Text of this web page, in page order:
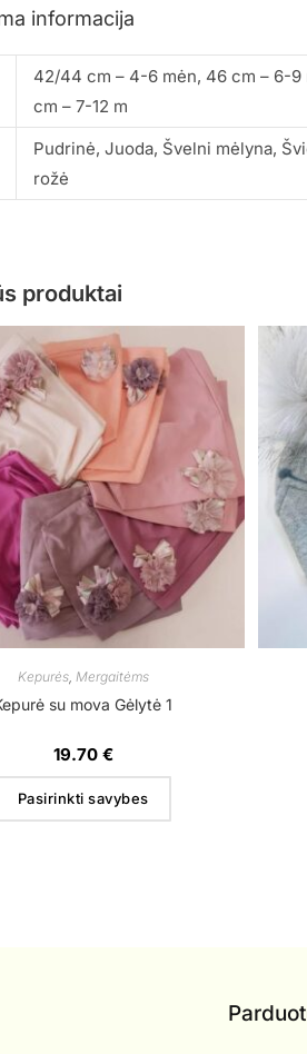
informacija
42/44 cm – 4-6 mėn, 46 cm – 6-9
cm – 7-12 m
Pudrinė, Juoda, Švelni mėlyna,
rožė
produktai
Kepurės, Mergaitėms
su mova Gėlytė 1
19.70 €
Pasirinkti savybes